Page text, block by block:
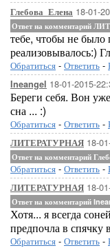
Глебова_Елена 18-01-
Ответ на комментарий
тебе, чтобы не было
реализовывалось:)
Обратиться - Ответить -
Ineangel 18-01-2015-
Береги себя. Вон
сна ... :)
Обратиться - Ответить -
ЛИТЕРАТУРНАЯ 18-
Ответ на комментарий
Обратиться - Ответить -
ЛИТЕРАТУРНАЯ 18-
Ответ на комментарий
Хотя... я всегда
предпочла в спячку
Обратиться - Ответить -